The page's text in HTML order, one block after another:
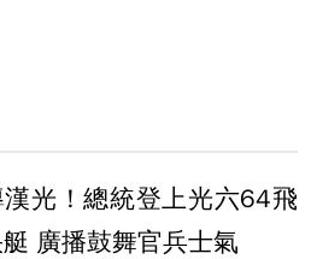
光！總統登上光六64飛
廣播鼓舞官兵士氣